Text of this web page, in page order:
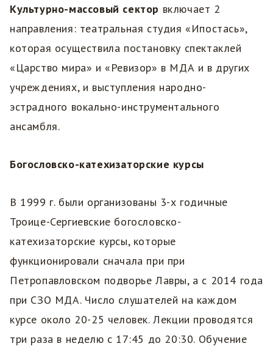
Культурно-массовый сектор включает 2
направления: театральная студия «Ипостась»,
которая осуществила постановку спектаклей
«Царство мира» и «Ревизор» в МДА и в других
учреждениях, и выступления народно-
эстрадного вокально-инструментального
ансамбля.
Богословско-катехизаторские курсы
В 1999 г. были организованы 3-х годичные
Троице-Сергиевские богословско-
катехизаторские курсы, которые
функционировали сначала при при
Петропавловском подворье Лавры, а с 2014 года
при СЗО МДА. Число слушателей на каждом
курсе около 20-25 человек. Лекции проводятся
три раза в неделю с 17:45 до 20:30. Обучение